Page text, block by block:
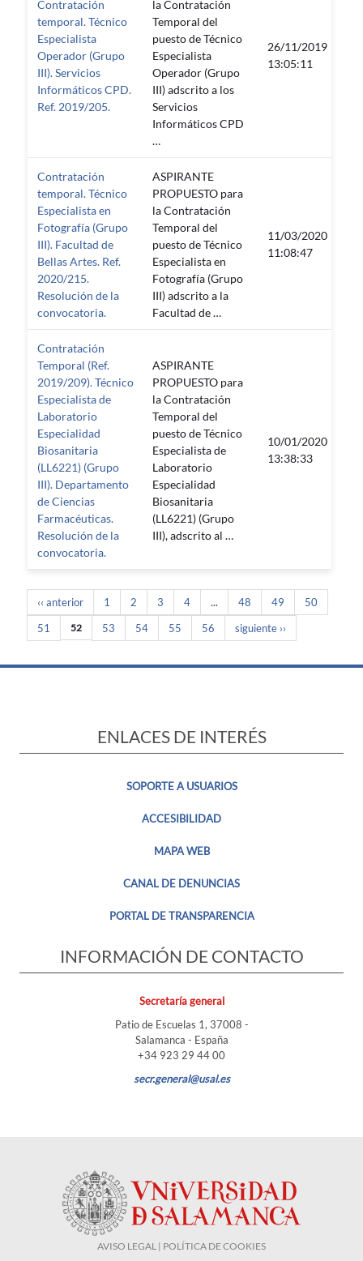
Contratación
temporal. Técnico
Especialista
Operador (Grupo
III). Servicios
Informáticos CPD.
Ref. 2019/205.
la Contratación
Temporal del
puesto de Técnico
Especialista
Operador (Grupo
III) adscrito a los
Servicios
Informáticos CPD
…
26/11/2019
13:05:11
Contratación
temporal. Técnico
Especialista en
Fotografía (Grupo
III). Facultad de
Bellas Artes. Ref.
2020/215.
Resolución de la
convocatoria.
ASPIRANTE
PROPUESTO para
la Contratación
Temporal del
puesto de Técnico
Especialista en
Fotografía (Grupo
III) adscrito a la
Facultad de …
11/03/2020
11:08:47
Contratación
Temporal (Ref.
2019/209). Técnico
Especialista de
Laboratorio
Especialidad
Biosanitaria
(LL6221) (Grupo
III). Departamento
de Ciencias
Farmacéuticas.
Resolución de la
convocatoria.
ASPIRANTE
PROPUESTO para
la Contratación
Temporal del
puesto de Técnico
Especialista de
Laboratorio
Especialidad
Biosanitaria
(LL6221) (Grupo
III), adscrito al …
10/01/2020
13:38:33
‹‹ anterior 1 2 3 4 ... 48 49
50
51
52 53 54 55 56 siguiente ››
ENLACES DE INTERÉS
SOPORTE A USUARIOS
ACCESIBILIDAD
MAPA WEB
CANAL DE DENUNCIAS
PORTAL DE TRANSPARENCIA
INFORMACIÓN DE CONTACTO
Secretaría general
Patio de Escuelas 1, 37008 -
Salamanca - España
+34 923 29 44 00
secr.general@usal.es
AVISO LEGAL | POLÍTICA DE COOKIES